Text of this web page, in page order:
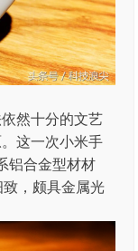
然十分的文艺
这一次小米手
铝合金型材材
，颇具金属光